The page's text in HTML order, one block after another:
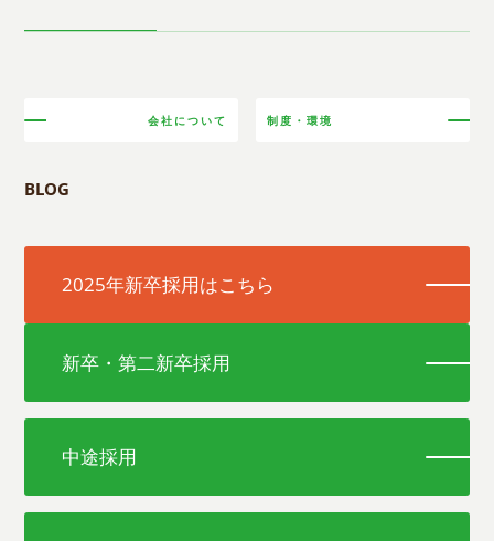
会社について 制度・環境
BLOG
2025年新卒採用はこちら
新卒・第二新卒採用
中途採用